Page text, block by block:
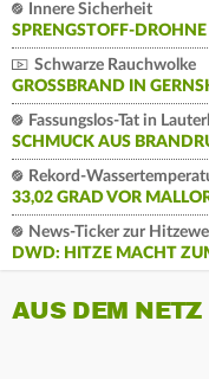
Innere Sicherheit
SPRENGSTOFF-
Schwarze Rauchwolke
GROSSBRAND IN
Fassungslos-Tat in
SCHMUCK AUS
Rekord-
33,02 GRAD VOR
News-Ticker zur
DWD: HITZE MACHT
AUS DEM NETZ